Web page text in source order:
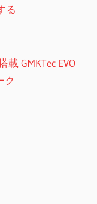
る
載 GMKTec EVO
ク